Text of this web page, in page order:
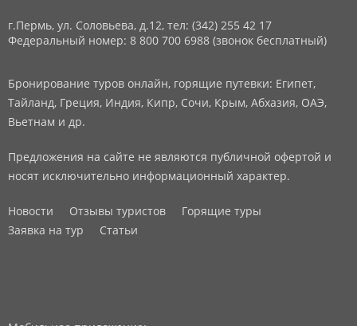
г.Пермь, ул. Соловьева, д.12, тел: (342) 255 42 17
Федеральный номер: 8 800 700 6988 (звонок бесплатный)
Бронирование туров онлайн, горящие путевки: Египет,
Тайланд, Греция, Индия, Кипр, Сочи, Крым, Абхазия, ОАЭ,
Вьетнам и др.
Предложения на сайте не являются публичной офертой и
носят исключительно информационный характер.
Новости Отзывы туристов
Горящие туры
Заявка на тур
Статьи